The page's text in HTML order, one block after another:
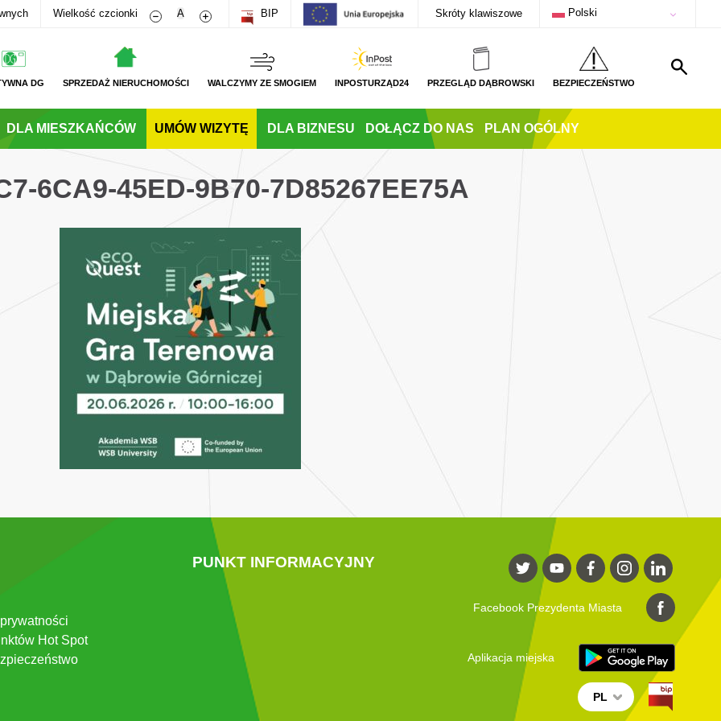
Wielkość czcionki Zmniejsz rozmiar czcionki
A Zwiększ rozmiar czcionki
BIP Skróty klawiszowe Polski
DG SPRZEDAŻ NIERUCHOMOŚCI WALCZYMY ZE SMOGIEM INPOSTURZĄD24 PRZEGLĄD DĄBROWSKI BEZPIECZEŃSTWO
DLA MIESZKAŃCÓW UMÓW WIZYTĘ DLA BIZNESU DOŁĄCZ DO NAS PLAN OGÓLNY
6CA9-45ED-9B70-7D85267EE75A
Hot Spot
PUNKT INFORMACYJNY
Facebook Prezydenta Miasta
Aplikacja miejska
PL